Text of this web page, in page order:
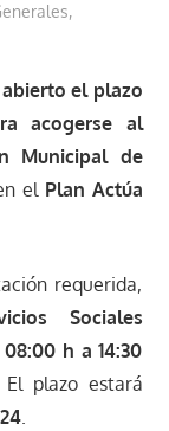
,
el plazo
acogerse al
Municipal de
el Plan Actúa
requerida,
Sociales
h a 14:30
plazo estará
.